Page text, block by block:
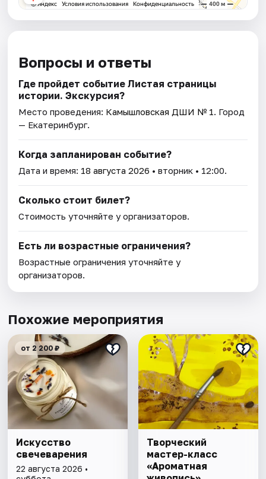
Вопросы и ответы
Где пройдет событие Листая страницы
истории. Экскурсия?
Место проведения: Камышловская ДШИ № 1. Город
— Екатеринбург.
Когда запланирован событие?
Дата и время: 18 августа 2026 • вторник • 12:00.
Сколько стоит билет?
Стоимость уточняйте у организаторов.
Есть ли возрастные ограничения?
Возрастные ограничения уточняйте у
организаторов.
Похожие мероприятия
от 2 200 ₽
Искусство
свечеварения
22 августа 2026 •
Творческий
мастер-класс
«Ароматная